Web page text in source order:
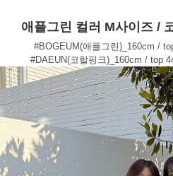
애플그린 컬러 M사이즈 /
#BOGEUM(애플그린)_160cm /
#DAEUN(코랄핑크)_160cm / top